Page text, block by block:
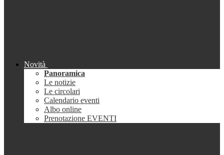
Novità
Panoramica
Le notizie
Le circolari
Calendario eventi
Albo online
Prenotazione EVENTI